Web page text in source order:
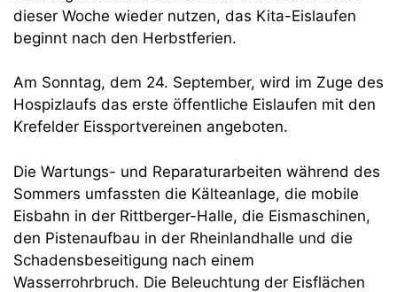
dieser Woche wieder nutzen, das Kita-Eislaufen
beginnt nach den Herbstferien.
Am Sonntag, dem 24. September, wird im Zuge des
Hospizlaufs das erste öffentliche Eislaufen mit den
Krefelder Eissportvereinen angeboten.
Die Wartungs- und Reparaturarbeiten während des
Sommers umfassten die Kälteanlage, die mobile
Eisbahn in der Rittberger-Halle, die Eismaschinen,
den Pistenaufbau in der Rheinlandhalle und die
Schadensbeseitigung nach einem
Wasserrohrbruch. Die Beleuchtung der Eisflächen